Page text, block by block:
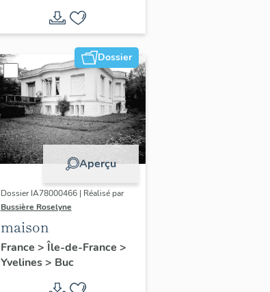
Dossier
Aperçu
Dossier IA78000466 | Réalisé par
Bussière Roselyne
maison
France > Île-de-France >
Yvelines> Buc